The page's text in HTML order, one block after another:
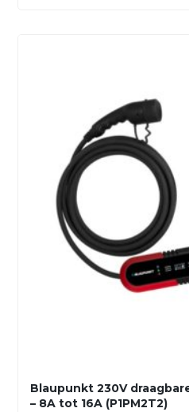
Blaupunkt 230V
– 8A tot 16A (P1PM2T2)